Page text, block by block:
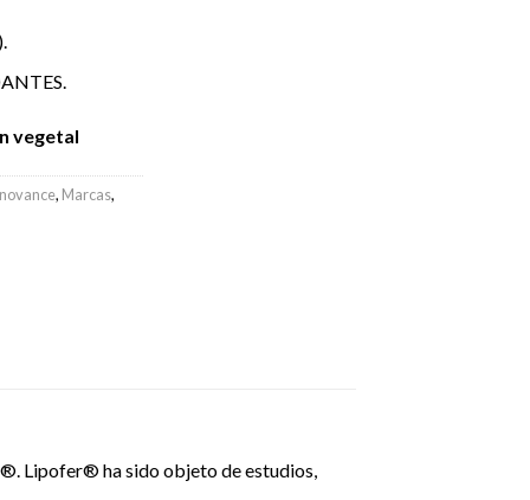
vegetal
, Marcas,
Lipofer® ha sido objeto de estudios,